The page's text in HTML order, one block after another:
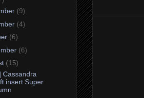
(9)
(4)
(6)
(6)
(15)
Cassandra
insert Super